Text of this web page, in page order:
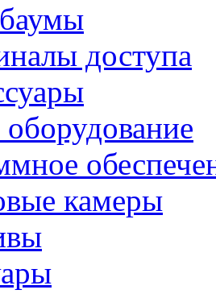
доступа
оборудование
камеры